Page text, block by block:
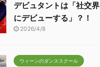
デビュタントは「社交界
にデビューする」？！
2026/4/8
ウィーンのダンススクール